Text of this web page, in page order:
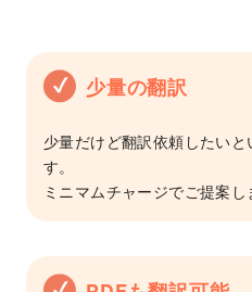
少量の翻訳
少量だけど翻訳依頼したい
す。
ミニマムチャージでご提案し